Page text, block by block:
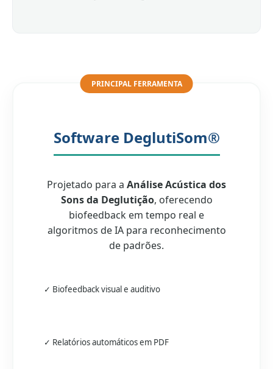
PRINCIPAL FERRAMENTA
Software DeglutiSom®
Projetado para a Análise Acústica dos
Sons da Deglutição, oferecendo
biofeedback em tempo real e
algoritmos de IA para reconhecimento
de padrões.
✓ Biofeedback visual e auditivo
✓ Relatórios automáticos em PDF